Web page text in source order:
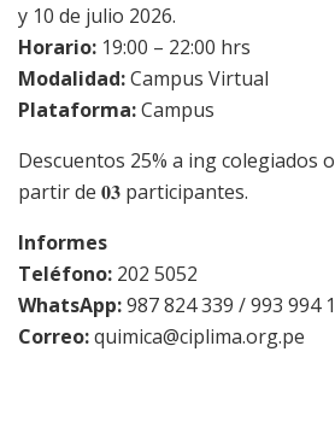
y 10 de julio 2026.
Horario: 19:00 – 22:00 hrs
Modalidad:Campus Virtual
Plataforma:Campus
Descuentos 25% a ing colegiados
partir de 𝟎𝟑 participantes.
Informes
Teléfono: 202 5052
WhatsApp:987 824 339 / 993 994
Correo:quimica@ciplima.org.pe